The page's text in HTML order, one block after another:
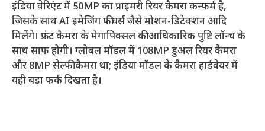
इंडिया वेरिएंट में 50MP का प्राइमरी रियर कैमरा कन्फर्म है,
जिसके साथ AI इमेजिंग फीचर्स जैसे मोशन-डिटेक्शन आदि
मिलेंगे। फ्रंट कैमरा के मेगापिक्सल की आधिकारिक पुष्टि लॉन्च के
साथ साफ होगी। ग्लोबल मॉडल में 108MP डुअल रियर कैमरा
और 8MP सेल्फी कैमरा था; इंडिया मॉडल के कैमरा हार्डवेयर में
यही बड़ा फर्क दिखता है।